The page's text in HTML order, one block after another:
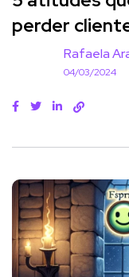
perder
Rafaela
04/03/2024